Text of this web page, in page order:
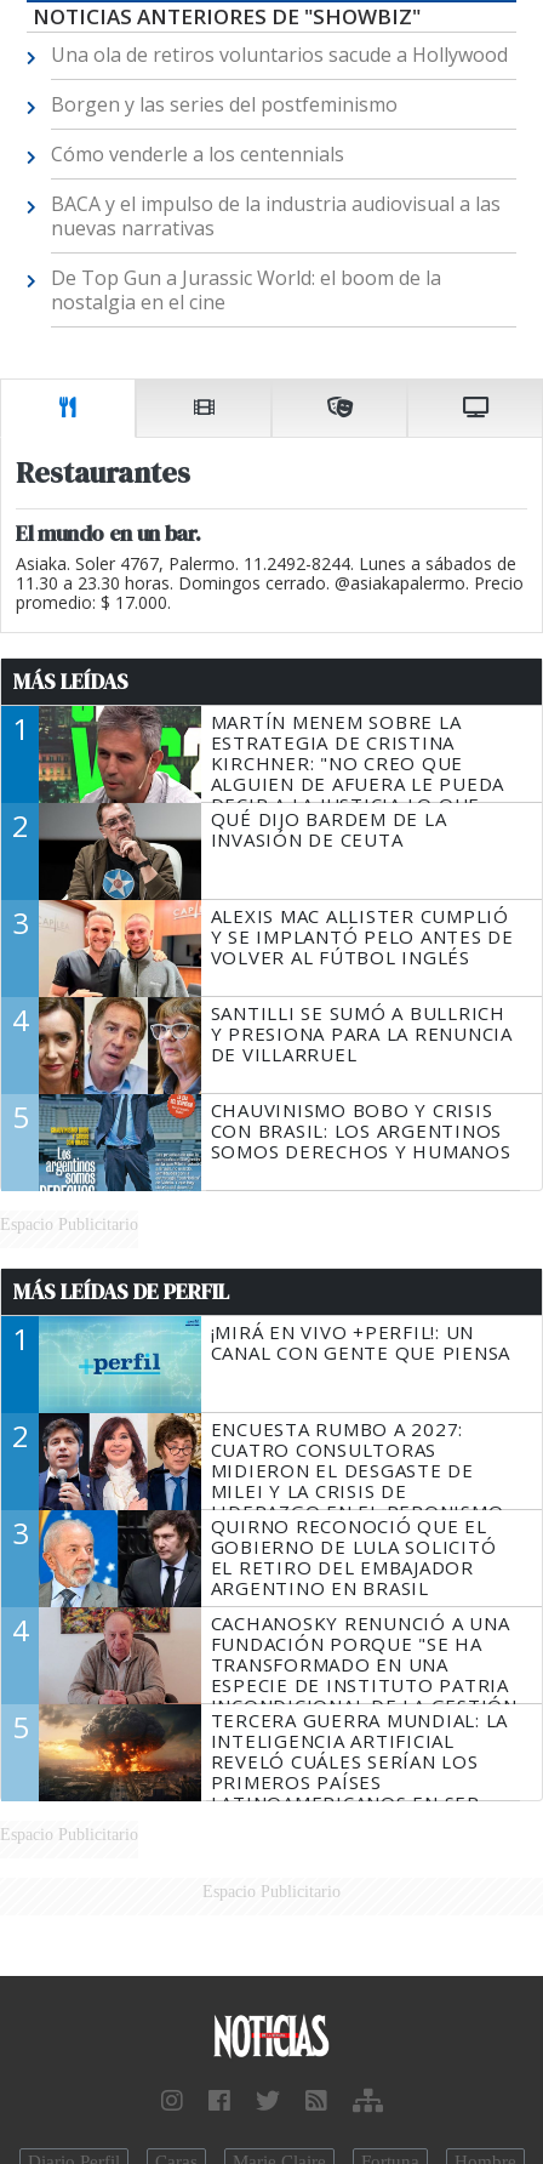
NOTICIAS ANTERIORES DE "SHOWBIZ"
Una ola de retiros voluntarios sacude a Hollywood
Borgen y las series del postfeminismo
Cómo venderle a los centennials
BACA y el impulso de la industria audiovisual a las
nuevas narrativas
De Top Gun a Jurassic World: el boom de la
nostalgia en el cine
Restaurantes
El mundo en un bar.
Asiaka. Soler 4767, Palermo. 11.2492-8244. Lunes a sábados de
11.30 a 23.30 horas. Domingos cerrado. @asiakapalermo. Precio
promedio: $ 17.000.
MÁS LEÍDAS
1
MARTÍN MENEM SOBRE LA
ESTRATEGIA DE CRISTINA
KIRCHNER: "NO CREO QUE
ALGUIEN DE AFUERA LE PUEDA
DECIR A LA JUSTICIA LO QUE
TIENE QUE HACER"
2
QUÉ DIJO BARDEM DE LA
INVASIÓN DE CEUTA
3
ALEXIS MAC ALLISTER CUMPLIÓ
Y SE IMPLANTÓ PELO ANTES DE
VOLVER AL FÚTBOL INGLÉS
4
SANTILLI SE SUMÓ A BULLRICH
Y PRESIONA PARA LA RENUNCIA
DE VILLARRUEL
5
CHAUVINISMO BOBO Y CRISIS
CON BRASIL: LOS ARGENTINOS
SOMOS DERECHOS Y HUMANOS
Espacio Publicitario
MÁS LEÍDAS DE PERFIL
1
¡MIRÁ EN VIVO +PERFIL!: UN
CANAL CON GENTE QUE PIENSA
2
ENCUESTA RUMBO A 2027:
CUATRO CONSULTORAS
MIDIERON EL DESGASTE DE
MILEI Y LA CRISIS DE
LIDERAZGO EN EL PERONISMO
3
QUIRNO RECONOCIÓ QUE EL
GOBIERNO DE LULA SOLICITÓ
EL RETIRO DEL EMBAJADOR
ARGENTINO EN BRASIL
4
CACHANOSKY RENUNCIÓ A UNA
FUNDACIÓN PORQUE "SE HA
TRANSFORMADO EN UNA
ESPECIE DE INSTITUTO PATRIA
INCONDICIONAL DE LA GESTIÓN
DE MILEI"
5
TERCERA GUERRA MUNDIAL: LA
INTELIGENCIA ARTIFICIAL
REVELÓ CUÁLES SERÍAN LOS
PRIMEROS PAÍSES
LATINOAMERICANOS EN SER
Espacio Publicitario
Espacio Publicitario